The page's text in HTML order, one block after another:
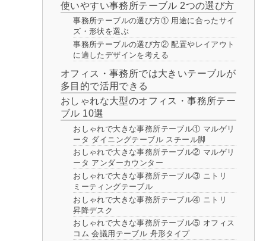
使いやすい事務所テーブル 2つの選び方
事務所テーブルの選び方① 用途に合ったサイ
ズ・形状を選ぶ
事務所テーブルの選び方② 配置やレイアウト
に適したデザインを考える
オフィス・事務所では大きいテーブルが
多目的で活用できる
おしゃれな大型のオフィス・事務所テー
ブル 10選
おしゃれで大きな事務所テーブル① マルゲリ
ータ ダイニングテーブル スチール脚
おしゃれで大きな事務所テーブル② マルゲリ
ータ アンダーカウンター
おしゃれで大きな事務所テーブル③ ニトリ
ミーティングテーブル
おしゃれで大きな事務所テーブル④ ニトリ
昇降デスク
おしゃれで大きな事務所テーブル⑤ オフィス
コム 会議用テーブル 舟形タイプ